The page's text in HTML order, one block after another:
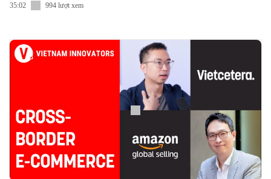
35:02 994 lượt xem